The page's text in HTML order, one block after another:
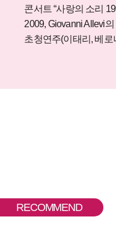
콘서트 “사랑의 소리
2009, Giovanni Allevi의
초청연주(이태리, 베로
RECOMMEND